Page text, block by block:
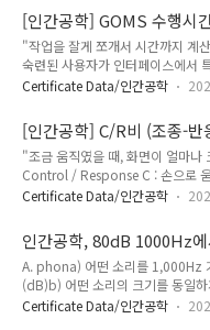
세, 무리한 힘의 사용, 접촉 스트레
로 인해 목, 어깨, 허리, 팔다리의 신
나는 질환.3) 근골격계질환 예방·
작업환경 개선, 의학적 관리, 교육·
적인 계획.4) 정미시간 (Normal
시간. 2. 근골격계질환 예방·관리
[인간공학] GOMS 수행시
"작업을 잘게 쪼개서 시간까지 계
숙련된 사용자가 인터페이스에서
과정을 인지적 단위로 분해하여, 각
나의 작업을 목표 중심으로 계층적
동 단위까지 나누어 이를 모두 수행
다는 문제 분해 논리를 기반으로 한
사용자수행 조건오류 없이 수행분
해하여 최소 행동 단위까지 분석목
는 경우를 가정하고, 작업을 목표,
분해하여 각 행동 단위의 인지적..
Certificate Data/인간공학
[인간공학] C/R비 (조종-
Response Ratio)
"조금 움직였을 때, 화면이 얼마
Control / Response C : 손으로
인 거리 C/R이 작다 = R이 큼 = 조
다. 항목ABC/R비작다크다민감도
다짧다이동시간짧다길다 왜 C/R
조종레버를 조금 움직였는데 버킷
지고 사고가 발생할 수 있다.정밀
게,빠른 작업은 C/R 작게하여 민감
Certificate Data/인간공학
인간공학, 80dB 1000Hz
구하는 법
A. phona) 어떤 소리를 1,000Hz
(dB)b) 어떤 소리의 크기를 동일
음압수준(dB)으로 나타낸 값 B.
Certificate Data/인간공학